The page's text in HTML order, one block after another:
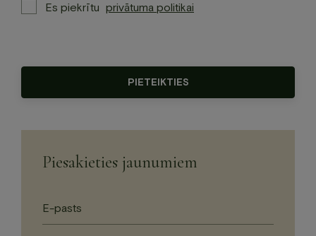
this
Es piekrītu privātuma politikai
empty.
Piesakieties jaunumiem